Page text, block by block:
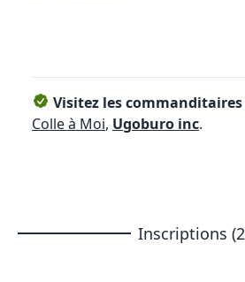
Visitez les
Colle à Moi, Ugoburo inc.
Inscriptions